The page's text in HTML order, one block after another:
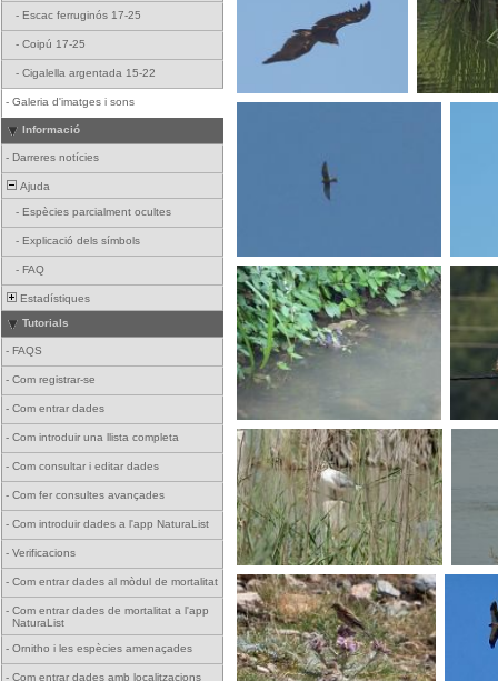
- Escac ferruginós 17-25
- Coipú 17-25
- Cigalella argentada 15-22
- Galeria d'imatges i sons
Informació
- Darreres notícies
Ajuda
- Espècies parcialment ocultes
- Explicació dels símbols
- FAQ
Estadístiques
Tutorials
- FAQS
- Com registrar-se
- Com entrar dades
- Com introduir una llista completa
- Com consultar i editar dades
- Com fer consultes avançades
- Com introduir dades a l'app NaturaList
- Verificacions
- Com entrar dades al mòdul de mortalitat
- Com entrar dades de mortalitat a l'app
NaturaList
- Ornitho i les espècies amenaçades
- Com entrar dades amb localitzacions